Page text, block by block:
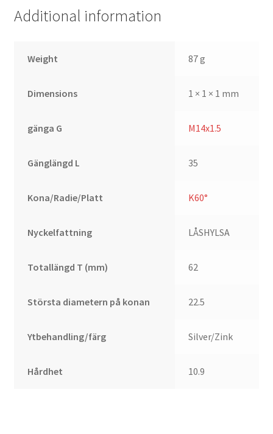
Additional information
Weight 87 g
Dimensions 1 × 1 × 1 mm
gänga G M14x1.5
Gänglängd L 35
Kona/Radie/Platt K60°
Nyckelfattning LÅSHYLSA
Totallängd T (mm) 62
Största diametern på konan 22.5
Ytbehandling/färg Silver/Zink
Hårdhet 10.9